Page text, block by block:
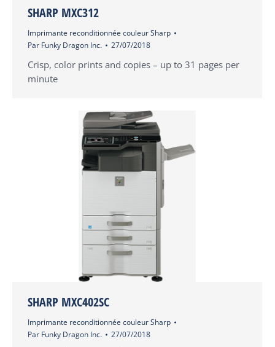
SHARP MXC312
Imprimante reconditionnée couleur Sharp
Par Funky Dragon Inc. 27/07/2018
Crisp, color prints and copies – up to 31 pages per
minute
SHARP MXC402SC
Imprimante reconditionnée couleur Sharp
Par Funky Dragon Inc. 27/07/2018